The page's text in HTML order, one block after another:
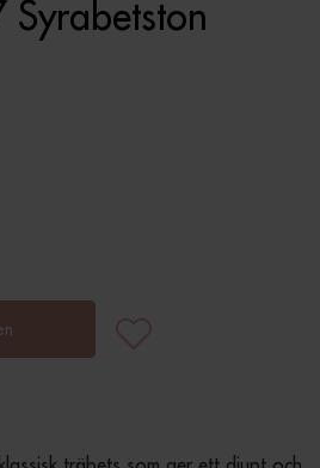
Syrabetston